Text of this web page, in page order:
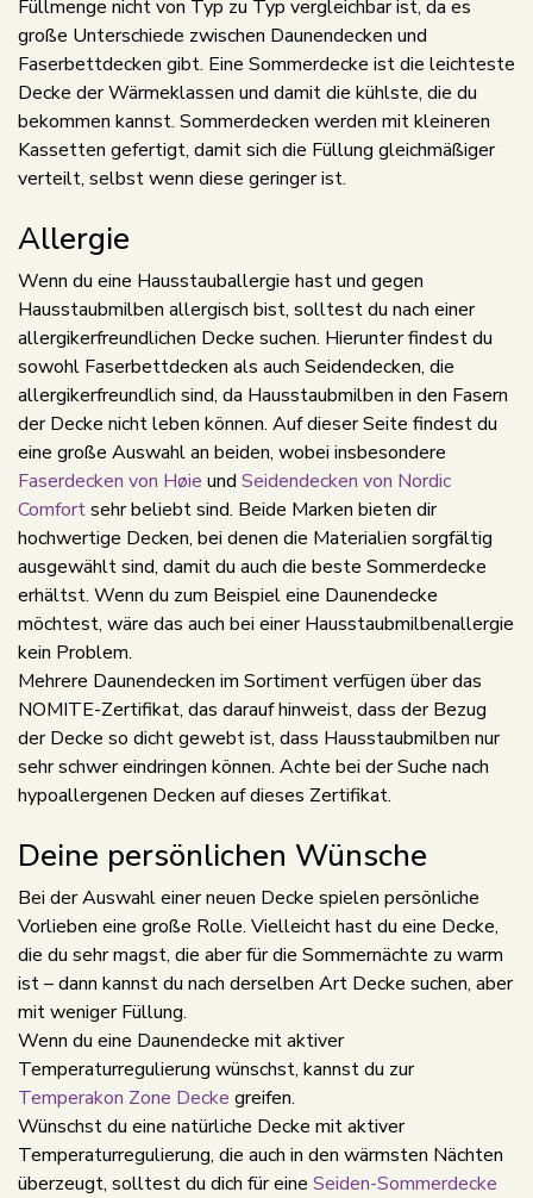
Füllmenge nicht von Typ zu Typ vergleichbar ist, da es
große Unterschiede zwischen Daunendecken und
Faserbettdecken gibt. Eine Sommerdecke ist die leichteste
Decke der Wärmeklassen und damit die kühlste, die du
bekommen kannst. Sommerdecken werden mit kleineren
Kassetten gefertigt, damit sich die Füllung gleichmäßiger
verteilt, selbst wenn diese geringer ist.
Allergie
Wenn du eine Hausstauballergie hast und gegen
Hausstaubmilben allergisch bist, solltest du nach einer
allergikerfreundlichen Decke suchen. Hierunter findest du
sowohl Faserbettdecken als auch Seidendecken, die
allergikerfreundlich sind, da Hausstaubmilben in den Fasern
der Decke nicht leben können. Auf dieser Seite findest du
eine große Auswahl an beiden, wobei insbesondere
Faserdecken von Høie und Seidendecken von Nordic
Comfortsehr beliebt sind. Beide Marken bieten dir
hochwertige Decken, bei denen die Materialien sorgfältig
ausgewählt sind, damit du auch die beste Sommerdecke
erhältst. Wenn du zum Beispiel eine Daunendecke
möchtest, wäre das auch bei einer Hausstaubmilbenallergie
kein Problem.
Mehrere Daunendecken im Sortiment verfügen über das
NOMITE-Zertifikat, das darauf hinweist, dass der Bezug
der Decke so dicht gewebt ist, dass Hausstaubmilben nur
sehr schwer eindringen können. Achte bei der Suche nach
hypoallergenen Decken auf dieses Zertifikat.
Deine persönlichen Wünsche
Bei der Auswahl einer neuen Decke spielen persönliche
Vorlieben eine große Rolle. Vielleicht hast du eine Decke,
die du sehr magst, die aber für die Sommernächte zu warm
ist – dann kannst du nach derselben Art Decke suchen, aber
mit weniger Füllung.
Wenn du eine Daunendecke mit aktiver
Temperaturregulierung wünschst, kannst du zur
Temperakon Zone Decke greifen.
Wünschst du eine natürliche Decke mit aktiver
Temperaturregulierung, die auch in den wärmsten Nächten
überzeugt, solltest du dich für eine Seiden-Sommerdecke